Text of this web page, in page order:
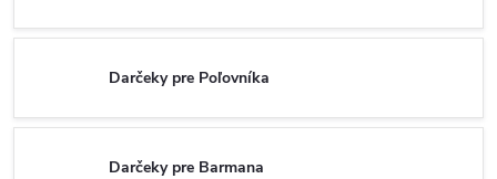
Darčeky pre Poľovníka
Darčeky pre Barmana